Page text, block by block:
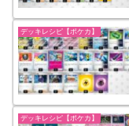
デッキレシピ【ポケカ】
デッキレシピ【ポケカ】